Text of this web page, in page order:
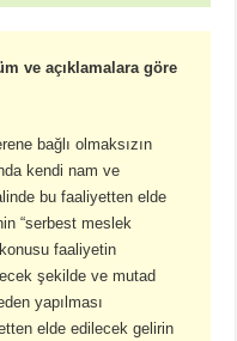
ve açıklamalara göre
bağlı olmaksızın
kendi nam ve
bu faaliyetten elde
“serbest meslek
faaliyetin
şekilde ve mutad
yapılması
elde edilecek gelirin